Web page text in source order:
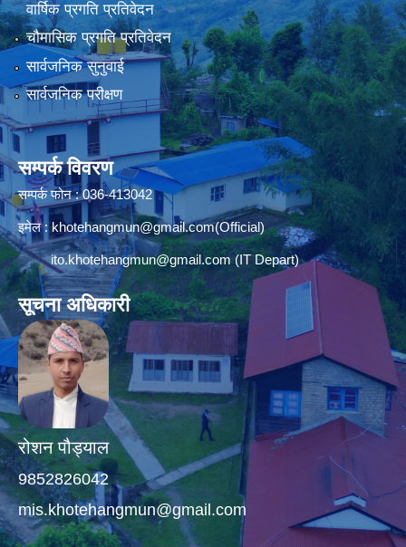
वार्षिक प्रगति प्रतिवेदन
चौमासिक प्रगति प्रतिवेदन
सार्वजनिक सुनुवाई
सार्वजनिक परीक्षण
सम्पर्क विवरण
सम्पर्क फोन : 036-413042
इमेल :khotehangmun@gmail.com(Official)
ito.khotehangmun@gmail.com(IT Depart)
सूचना अधिकारी
रोशन पौड्याल
9852826042
mis.khotehangmun@gmail.com